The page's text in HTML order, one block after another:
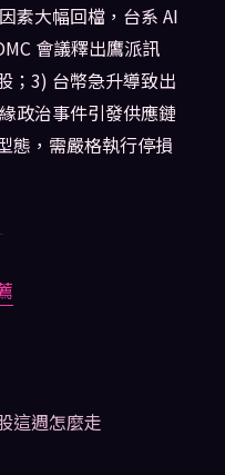
素大幅回檔，台系 AI
會議釋出鷹派訊
；3) 台幣急升導致出
政治事件引發供應鏈
態，需嚴格執行停損
這週怎麼走